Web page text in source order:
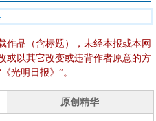
作品（含标题），未经本报或本网
或以其它改变或违背作者原意的方
光明日报》”。